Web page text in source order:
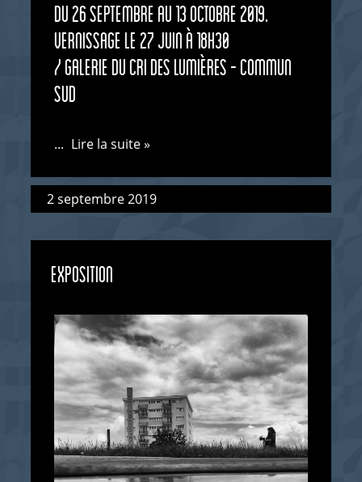
du 26 septembre au 13 octobre 2019.
Vernissage le 27 juin à 18h30
/ Galerie du CRI des Lumières - Commun
sud
... Lire la suite »
2 septembre 2019
EXPOSITION